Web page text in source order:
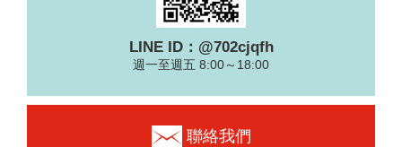
LINE ID：@702cjqfh
週一至週五 8:00～18:00
聯絡我們